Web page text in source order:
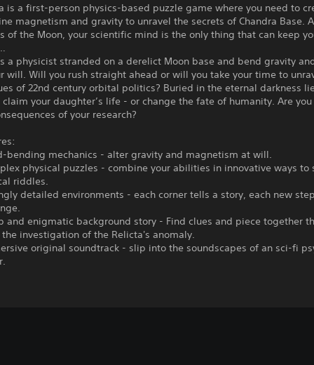
is a first-person physics-based puzzle game where you need to
magnetism and gravity to unravel the secrets of Chandra Base.
of the Moon, your scientific mind is the only thing that can keep
a physicist stranded on a derelict Moon base and bend gravity
will. Will you rush straight ahead or will you take your time to
of 22nd century orbital politics? Buried in the eternal darkness
your daughter’s life - or change the fate of humanity. Are
of your research?
bending mechanics - alter gravity and magnetism at will.
physical puzzles - combine your abilities in innovative ways to
riddles.
detailed environments - each corner tells a story, each new
and enigmatic background story - Find clues and piece together
investigation of the Relicta's anomaly.
original soundtrack - slip into the soundscapes of an sci-fi